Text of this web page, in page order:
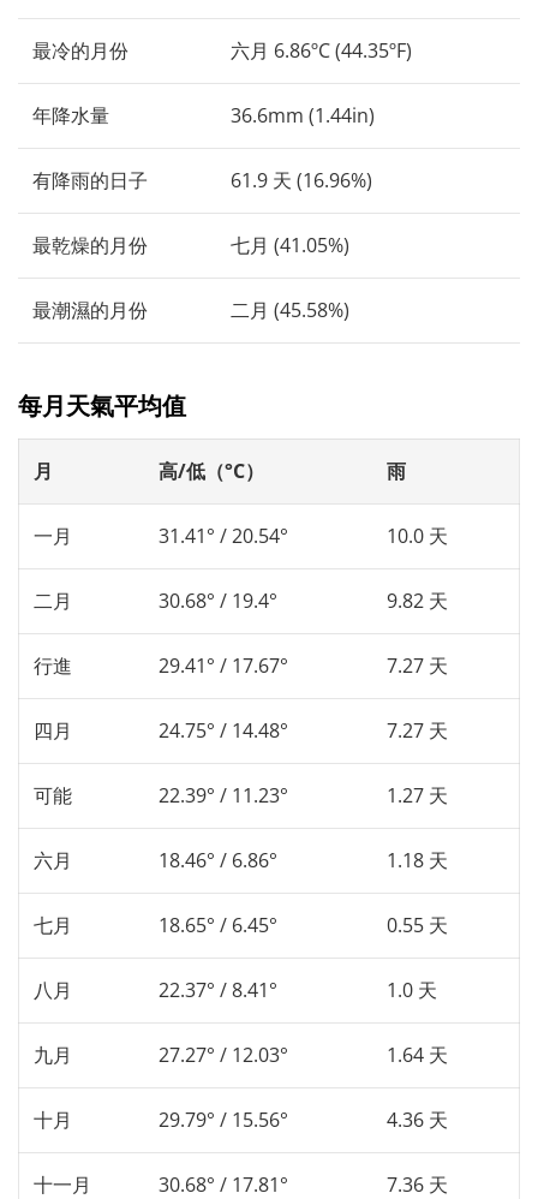
最冷的月份 六月 6.86ºC (44.35ºF)
年降水量 36.6mm (1.44in)
有降雨的日子 61.9 天 (16.96%)
最乾燥的月份 七月 (41.05%)
最潮濕的月份 二月 (45.58%)
每月天氣平均值
月 高/低（°C） 雨
一月 31.41° / 20.54° 10.0 天
二月 30.68° / 19.4° 9.82 天
行進 29.41° / 17.67° 7.27 天
四月 24.75° / 14.48° 7.27 天
可能 22.39° / 11.23° 1.27 天
六月 18.46° / 6.86° 1.18 天
七月 18.65° / 6.45° 0.55 天
八月 22.37° / 8.41° 1.0 天
九月 27.27° / 12.03° 1.64 天
十月 29.79° / 15.56° 4.36 天
十一月 30.68° / 17.81° 7.36 天